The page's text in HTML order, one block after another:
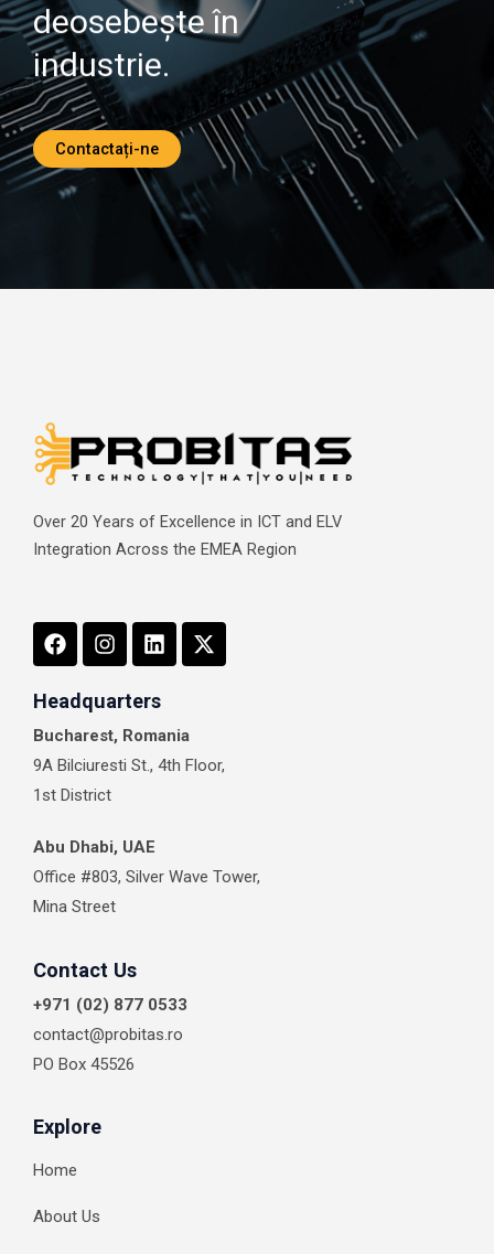
deosebește în
industrie.
Contactați-ne
Over 20 Years of Excellence in ICT and ELV
Integration Across the EMEA Region
F
a
e
o
o
k
I
n
t
g
r
a
m
L
i
k
d
i
X
-
t
Headquarters
Bucharest, Romania
9A Bilciuresti St., 4th Floor,
1st District
Abu Dhabi, UAE
Office #803, Silver Wave Tower,
Mina Street
Contact Us
+971 (02) 877 0533
contact@probitas.ro
PO Box 45526
Explore
Home
About Us